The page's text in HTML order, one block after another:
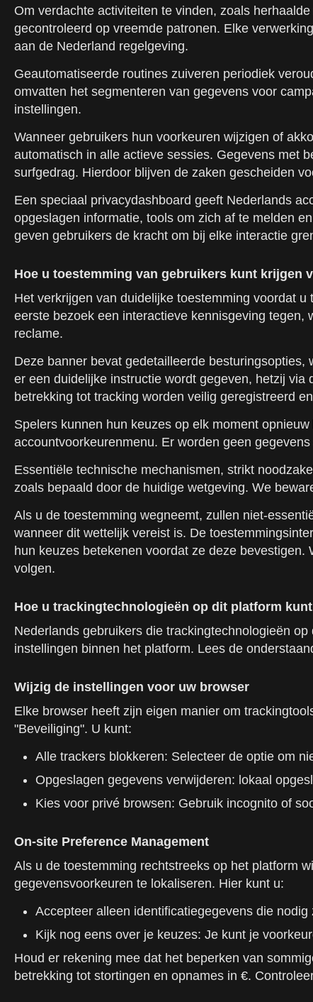
Om verdachte activiteiten te vinden, zoals
gecontroleerd op vreemde patronen. Elke
aan de Nederland regelgeving.
Geautomatiseerde routines zuiveren periodiek
omvatten het segmenteren van gegevens voor
instellingen.
Wanneer gebruikers hun voorkeuren wijzigen of
automatisch in alle actieve sessies. Gegevens met
surfgedrag. Hierdoor blijven de zaken gescheiden
Een speciaal privacydashboard geeft Nederlands
opgeslagen informatie, tools om zich af te melden
geven gebruikers de kracht om bij elke interactie
Hoe u toestemming van gebruikers kunt krijgen
Het verkrijgen van duidelijke toestemming voordat
eerste bezoek een interactieve kennisgeving
reclame.
Deze banner bevat gedetailleerde
er een duidelijke instructie wordt gegeven, hetzij
betrekking tot tracking worden veilig geregistreerd
Spelers kunnen hun keuzes op elk moment
accountvoorkeurenmenu. Er worden geen
Essentiële technische mechanismen, strikt
zoals bepaald door de huidige wetgeving. We
Als u de toestemming wegneemt, zullen niet-
wanneer dit wettelijk vereist is. De
hun keuzes betekenen voordat ze deze
volgen.
Hoe u trackingtechnologieën op dit platform
Nederlands gebruikers die trackingtechnologieën
instellingen binnen het platform. Lees de
Wijzig de instellingen voor uw browser
Elke browser heeft zijn eigen manier om
"Beveiliging". U kunt:
Alle trackers blokkeren: Selecteer de optie om
Opgeslagen gegevens verwijderen: lokaal
Kies voor privé browsen: Gebruik incognito of
On-site Preference Management
Als u de toestemming rechtstreeks op het platform
gegevensvoorkeuren te lokaliseren. Hier kunt u:
Accepteer alleen identificatiegegevens die
Kijk nog eens over je keuzes: Je kunt je
Houd er rekening mee dat het beperken van
betrekking tot stortingen en opnames in €.